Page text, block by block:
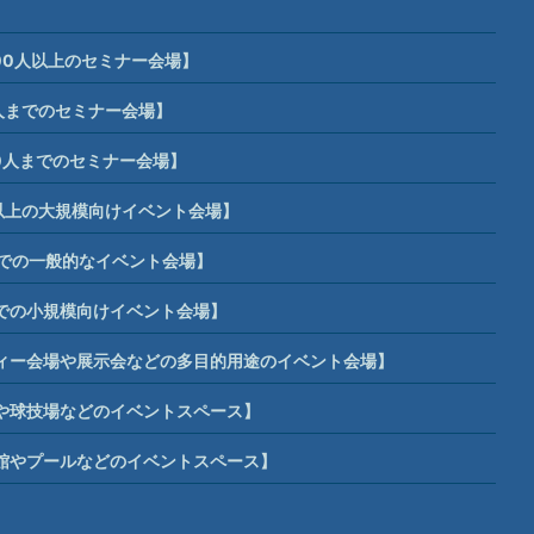
以上のセミナー会場】
でのセミナー会場】
までのセミナー会場】
の大規模向けイベント会場】
一般的なイベント会場】
小規模向けイベント会場】
会場や展示会などの多目的用途のイベント会場】
技場などのイベントスペース】
プールなどのイベントスペース】